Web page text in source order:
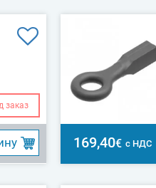
заказ
169,40€ с НДС